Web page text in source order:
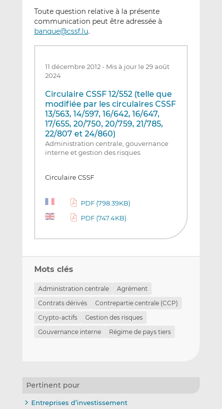
Toute question relative à la présente
communication peut être adressée à
banque@cssf.lu.
11 décembre 2012- Mis à jour le 29 août
2024
Circulaire CSSF 12/552 (telle que
modifiée par les circulaires CSSF
13/563, 14/597, 16/642, 16/647,
17/655, 20/750, 20/759, 21/785,
22/807 et 24/860)
Administration centrale, gouvernance
interne et gestion des risques
Circulaire CSSF
PDF (798.39KB)
PDF (747.4KB)
Mots clés
Administration centrale
Agrément
Contrats dérivés
Contrepartie centrale (CCP)
Crypto-actifs
Gestion des risques
Gouvernance interne
Régime de pays tiers
Pertinent pour
Entreprises d’investissement